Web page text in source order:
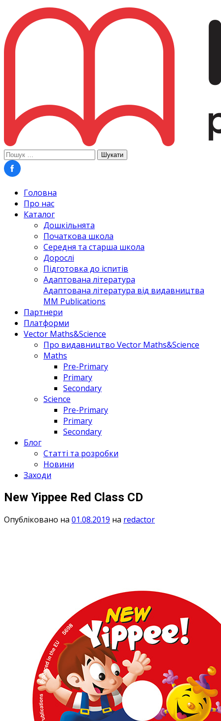
Пошук:
Головна
Про нас
Каталог
Дошкільнята
Початкова школа
Середня та старша школа
Дорослі
Підготовка до іспитів
Адаптована література
Адаптована література від видавництва
MM Publications
Партнери
Платформи
Vector Maths&Science
Про видавництво Vector Maths&Science
Maths
Pre-Primary
Primary
Secondary
Science
Pre-Primary
Primary
Secondary
Блог
Статті та розробки
Новини
Заходи
New Yippee Red Class CD
Опубліковано на 01.08.2019 на redactor